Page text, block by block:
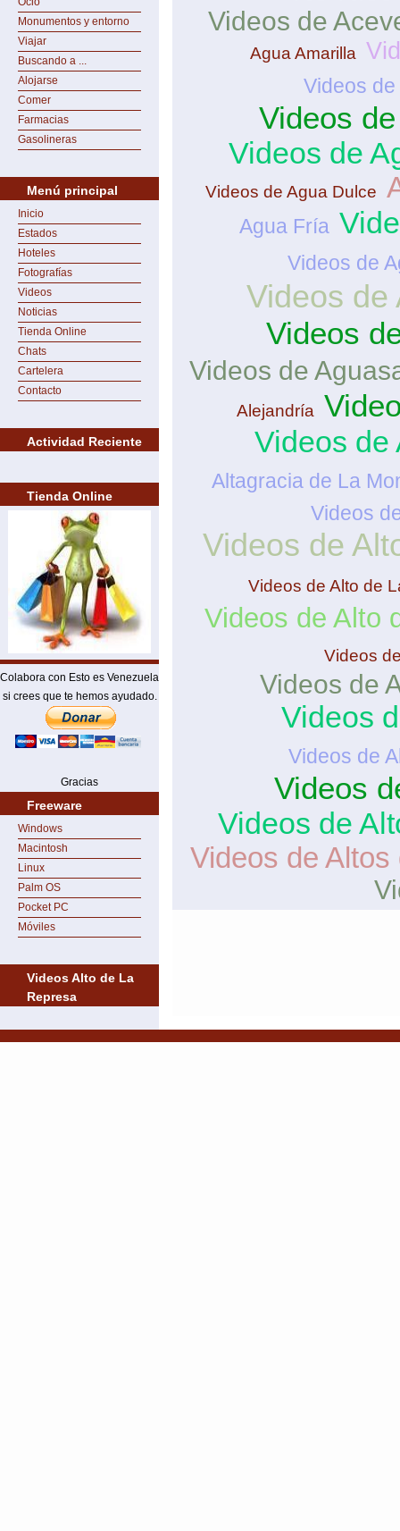
Monumentos y entorno
Viajar
Buscando a ...
Alojarse
Comer
Farmacias
Gasolineras
Menú principal
Inicio
Estados
Hoteles
Fotografías
Videos
Noticias
Tienda Online
Chats
Cartelera
Contacto
Actividad Reciente
Tienda Online
Colabora con Esto es Venezuela
si crees que te hemos ayudado.
Gracias
Freeware
Windows
Macintosh
Linux
Palm OS
Pocket PC
Móviles
Videos Alto de La
Represa
Videos de
Agua Amarilla
Videos
Videos
Videos de
Videos de Agua Dulce
Agua Fría
Videos de
Videos de
Videos
Videos de
Alejandría
Videos de
Altagracia de La
Videos
Videos de
Videos de Alto de
Videos de Alto
Videos
Videos de
Videos
Videos de
Videos
Videos de
Videos de